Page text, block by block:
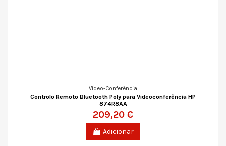
Vídeo-Conferência
Controlo Remoto Bluetooth Poly para Videoconferência HP
874R8AA
209,20 €
Adicionar